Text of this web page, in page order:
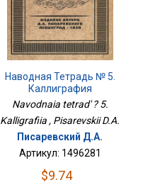
Наводная Тетрадь № 5.
Каллиграфия
Navodnaia tetrad' ? 5.
Kalligrafiia , Pisarevskii D.A.
Писаревский Д.А.
Артикул: 1496281
$9.74